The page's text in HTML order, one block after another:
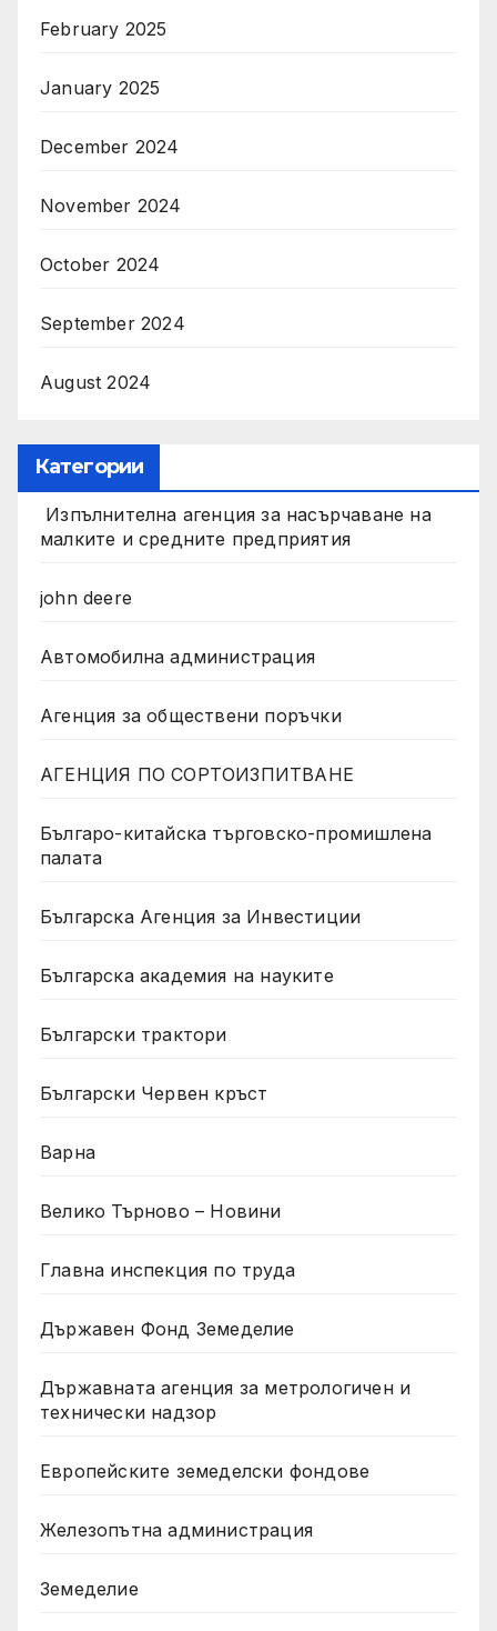
February 2025
January 2025
December 2024
November 2024
October 2024
September 2024
August 2024
Категории
Изпълнителна агенция за насърчаване на
малките и средните предприятия
john deere
Автомобилна администрация
Агенция за обществени поръчки
АГЕНЦИЯ ПО СОРТОИЗПИТВАНЕ
Българо-китайска търговско-промишлена
палата
Българска Агенция за Инвестиции
Българска академия на науките
Български трактори
Български Червен кръст
Варна
Велико Търново – Новини
Главна инспекция по труда
Държавен Фонд Земеделие
Държавната агенция за метрологичен и
технически надзор
Европейските земеделски фондове
Железопътна администрация
Земеделие